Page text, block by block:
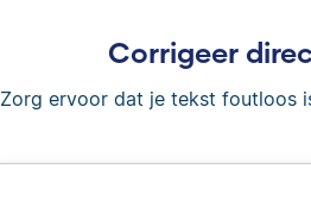
Corrigeer
Zorg ervoor dat je tekst foutloos